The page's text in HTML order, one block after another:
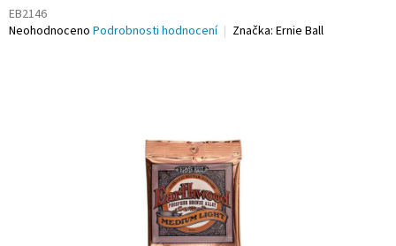
EB2146
Průměrné
Neohodnoceno Podrobnosti hodnocení Značka: Ernie Ball